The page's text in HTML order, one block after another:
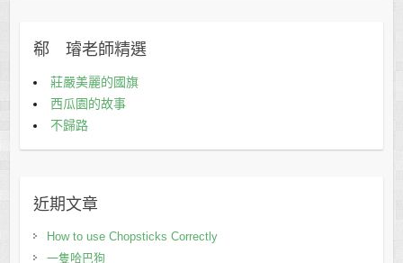
郗 璿老師精選
莊嚴美麗的國旗
西瓜園的故事
不歸路
近期文章
How to use Chopsticks Correctly
一隻哈巴狗